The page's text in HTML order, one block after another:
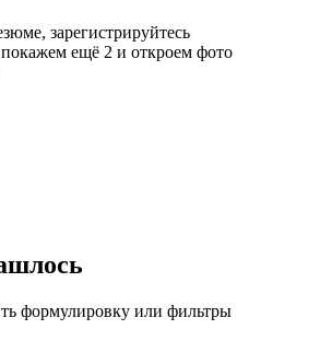
зарегистрируйтесь
ещё 2 и откроем фото
формулировку или фильтры